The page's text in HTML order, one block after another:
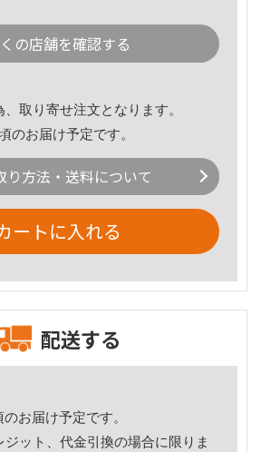
の店舗を確認する
取り寄せ注文となります。
のお届け予定です。
り方法・送料について
ートに入れる
配送する
お届け予定です。
ット、代金引換の場合に限りま